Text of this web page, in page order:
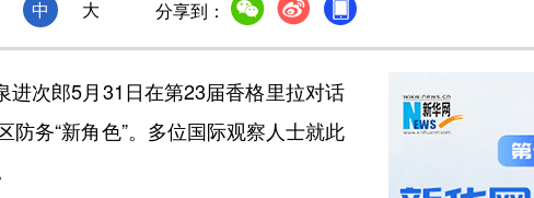
中 大 分享到：
次郎5月31日在第23届香格里拉对话
务“新角色”。多位国际观察人士就此